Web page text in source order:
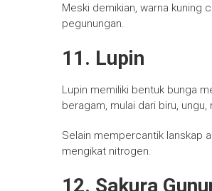
Meski demikian, warna kuning
pegunungan.
11. Lupin
Lupin memiliki bentuk bunga
beragam, mulai dari biru,
Selain mempercantik lanskap
mengikat nitrogen.
12. Sakura